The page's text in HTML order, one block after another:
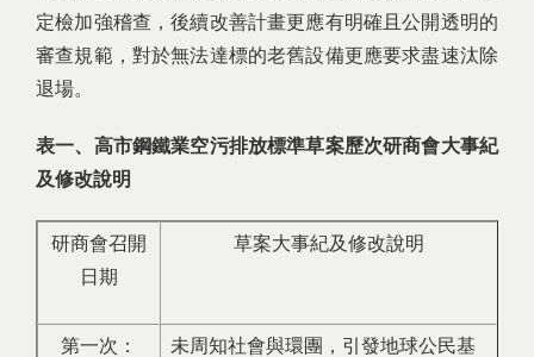
定檢加強稽查，後續改善計畫更應有明確且公開透明的
審查規範，對於無法達標的老舊設備更應要求盡速汰除
退場。
表一、高市鋼鐵業空污排放標準草案歷次研商會大事紀
及修改說明
研商會召開
日期
草案大事紀及修改說明
第一次：
未周知社會與環團，引發地球公民基